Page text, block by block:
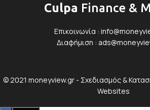
Culpa Finance &
Επικοινωνία :
Διαφήμιση :
© 2021 moneyview.gr - Σχεδιασμός &
Websites